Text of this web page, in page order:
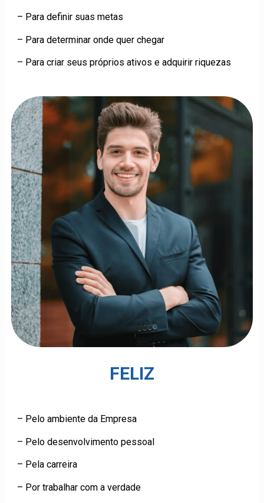
– Para definir suas metas
– Para determinar onde quer chegar
– Para criar seus próprios ativos e adquirir riquezas
FELIZ
– Pelo ambiente da Empresa
– Pelo desenvolvimento pessoal
– Pela carreira
– Por trabalhar com a verdade